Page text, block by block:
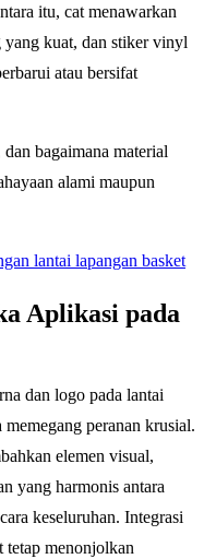
itu, cat menawarkan
kuat, dan stiker vinyl
atau bersifat
bagaimana material
alami maupun
lantai lapangan basket
Aplikasi pada
dan logo pada lantai
peranan krusial.
elemen visual,
yang harmonis antara
keseluruhan. Integrasi
tetap menonjolkan